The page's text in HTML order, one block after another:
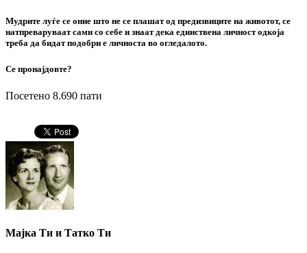
Мудрите луѓе се оние што не се плашат од предизвиците на животот, се
натпреваруваат сами со себе и знаат дека единствена личност одкоја
треба да бидат подобри е личноста во огледалото.
Се пронајдовте?
Посетено 8.690 пати
Мајка Ти и Татко Ти